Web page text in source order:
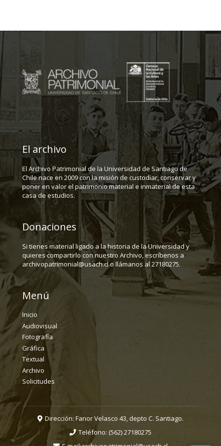
El archivo
El Archivo Patrimonial de la Universidad de Santiago de
Chile nace en 2009 con la misión de custodiar, conservar y
poner en valor el patrimonio material e inmaterial de esta
casa de estudios.
Donaciones
Si tienes material ligado a la historia de la Universidad y
quieres compartirlo con nuestro Archivo, escríbenos a
archivopatrimonial@usach.cl o llámanos al 27180275.
Menú
Inicio
Audiovisual
Fotografía
Gráfica
Textual
Archivo
Solicitudes
Dirección: Fanor Velasco 43, depto C. Santiago.
Teléfono: (562) 27180275